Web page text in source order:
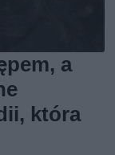
a
która